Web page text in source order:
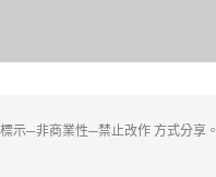
示─非商業性─禁止改作 方式分享。